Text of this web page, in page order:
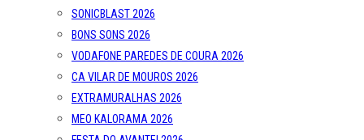
SONICBLAST 2026
BONS SONS 2026
VODAFONE PAREDES DE COURA 2026
CA VILAR DE MOUROS 2026
EXTRAMURALHAS 2026
MEO KALORAMA 2026